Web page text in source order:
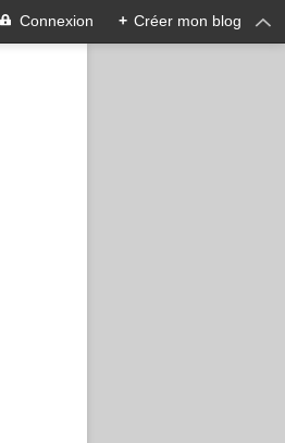
Connexion + Créer mon blog